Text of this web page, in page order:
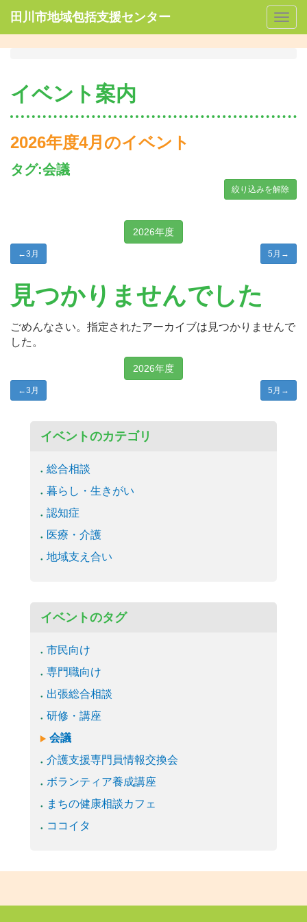
田川市地域包括支援センター
イベント案内
2026年度4月のイベント
タグ:会議
絞り込みを解除
2026年度
←3月 5月 →
見つかりませんでした
ごめんなさい。指定されたアーカイブは見つかりませんで
した。
2026年度
←3月 5月 →
イベントのカテゴリ
総合相談
暮らし・生きがい
認知症
医療・介護
地域支え合い
イベントのタグ
市民向け
専門職向け
出張総合相談
研修・講座
会議
介護支援専門員情報交換会
ボランティア養成講座
まちの健康相談カフェ
ココイタ